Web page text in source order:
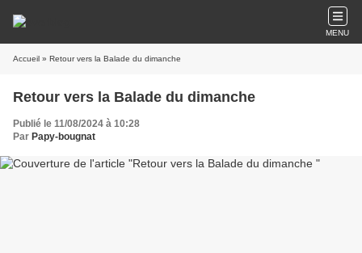
MENU
Accueil » Retour vers la Balade du dimanche
Retour vers la Balade du dimanche
Publié le 11/08/2024 à 10:28
Par Papy-bougnat